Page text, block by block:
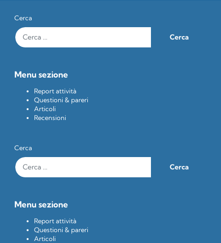
Cerca
Menu sezione
Report attività
Questioni & pareri
Articoli
Recensioni
Cerca
Menu sezione
Report attività
Questioni & pareri
Articoli